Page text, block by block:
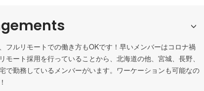
フルリモートでの働き方もOKです！早いメンバーはコロナ禍
ート採用を行っていることから、北海道の他、宮城、長野、
で勤務しているメンバーがいます。ワーケーションも可能なの